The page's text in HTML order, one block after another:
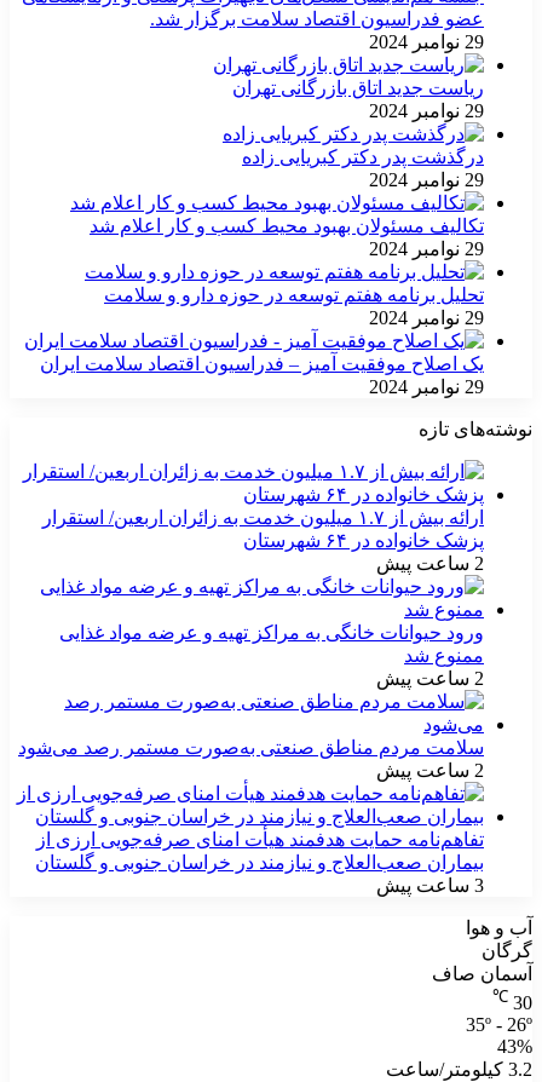
عضو فدراسیون اقتصاد سلامت برگزار شد.
29 نوامبر 2024
ریاست جدید اتاق بازرگانی تهران
29 نوامبر 2024
درگذشت پدر دکتر کبریایی زاده
29 نوامبر 2024
تکالیف مسئولان بهبود محیط کسب و کار اعلام شد
29 نوامبر 2024
تحلیل برنامه هفتم توسعه در حوزه دارو و سلامت
29 نوامبر 2024
یک اصلاح موفقیت آمیز – فدراسیون اقتصاد سلامت ایران
29 نوامبر 2024
نوشته‌های تازه
ارائه بیش از ۱.۷ میلیون خدمت به زائران اربعین/ استقرار
پزشک خانواده در ۶۴ شهرستان
2 ساعت پیش
ورود حیوانات خانگی به مراکز تهیه و عرضه مواد غذایی
ممنوع شد
2 ساعت پیش
سلامت مردم مناطق صنعتی به‌صورت مستمر رصد می‌شود
2 ساعت پیش
تفاهم‌نامه حمایت هدفمند هیأت امنای صرفه‌جویی ارزی از
بیماران صعب‌العلاج و نیازمند در خراسان جنوبی و گلستان
3 ساعت پیش
آب و هوا
گرگان
آسمان صاف
30
℃
35º - 26º
43%
3.2 کیلومتر/ساعت